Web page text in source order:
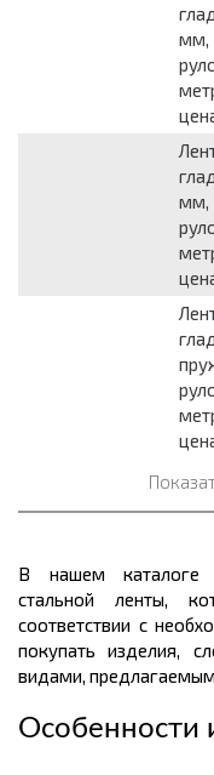
мм,
мм,
В нашем каталоге
стальной ленты,
соответствии с
покупать изделия,
видами,
Особенности